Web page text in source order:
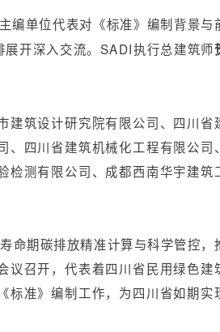
编单位代表对《标准》编制背景与
开深入交流。SADI执行总建筑师
建筑设计研究院有限公司、四川省
、四川省建筑机械化工程有限公司
检测有限公司、成都西南华宇建筑
命期碳排放精准计算与科学管控，
议召开，代表着四川省民用绿色建
标准》编制工作，为四川省如期实